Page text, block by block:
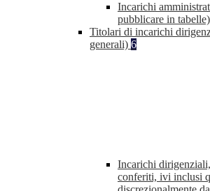
Incarichi
pubblicare in tabelle)
Titolari di incarichi
generali) 6
Incarichi
conferiti, ivi inclusi